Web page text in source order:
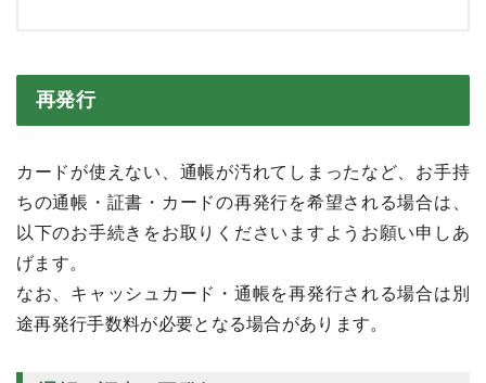
再発行
カードが使えない、通帳が汚れてしまったなど、お手持
ちの通帳・証書・カードの再発行を希望される場合は、
以下のお手続きをお取りくださいますようお願い申しあ
げます。
なお、キャッシュカード・通帳を再発行される場合は別
途再発行手数料が必要となる場合があります。